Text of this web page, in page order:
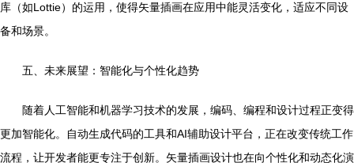
库（如Lottie）的运用，使得矢量插画在应用中能灵活变化，适应不同设
备和场景。
五、未来展望：智能化与个性化趋势
随着人工智能和机器学习技术的发展，编码、编程和设计过程正变得
更加智能化。自动生成代码的工具和AI辅助设计平台，正在改变传统工作
流程，让开发者能更专注于创新。矢量插画设计也在向个性化和动态化演